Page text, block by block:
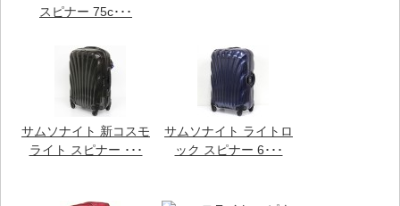
スピナー 75c･･･
サムソナイト 新コスモ
ライト スピナー ･･･
サムソナイト ライトロ
ック スピナー 6･･･